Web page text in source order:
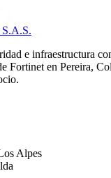
S.A.S.
e infraestructura
Fortinet en Pereira,
Alpes